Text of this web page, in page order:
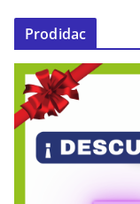
Prodidac